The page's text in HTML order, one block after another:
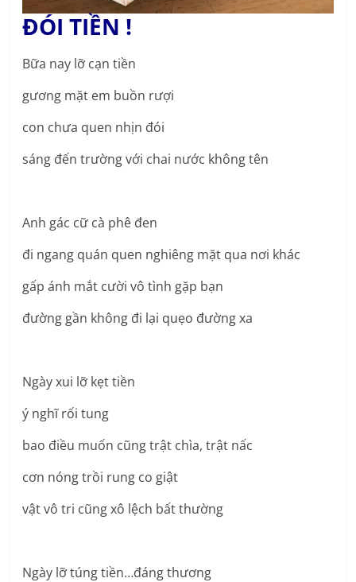
ĐÓI TIỀN !
Bữa nay lỡ cạn tiền
gương mặt em buồn rượi
con chưa quen nhịn đói
sáng đến trường với chai nước không tên
Anh gác cữ cà phê đen
đi ngang quán quen nghiêng mặt qua nơi khác
gấp ánh mắt cười vô tình gặp bạn
đường gần không đi lại quẹo đường xa
Ngày xui lỡ kẹt tiền
ý nghĩ rối tung
bao điều muốn cũng trật chìa, trật nấc
cơn nóng trồi rung co giật
vật vô tri cũng xô lệch bất thường
Ngày lỡ túng tiền…đáng thương